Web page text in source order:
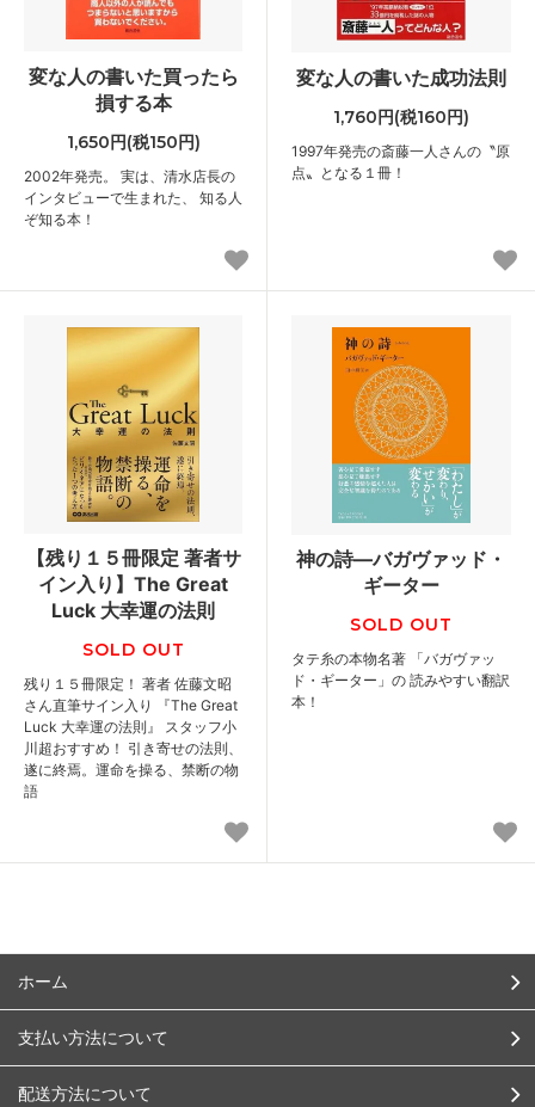
変な人の書いた買ったら
損する本
1,650円(税150円)
2002年発売。 実は、清水店長の
インタビューで生まれた、 知る人
ぞ知る本！
変な人の書いた成功法則
1,760円(税160円)
1997年発売の斎藤一人さんの〝原
点〟となる１冊！
【残り１５冊限定 著者サ
イン入り】The Great
Luck 大幸運の法則
SOLD OUT
残り１５冊限定！ 著者 佐藤文昭
さん直筆サイン入り 『The Great
Luck 大幸運の法則』 スタッフ小
川超おすすめ！ 引き寄せの法則、
遂に終焉。運命を操る、禁断の物
語
神の詩―バガヴァッド・
ギーター
SOLD OUT
タテ糸の本物名著 「バガヴァッ
ド・ギーター」の 読みやすい翻訳
本！
ホーム
支払い方法について
配送方法について